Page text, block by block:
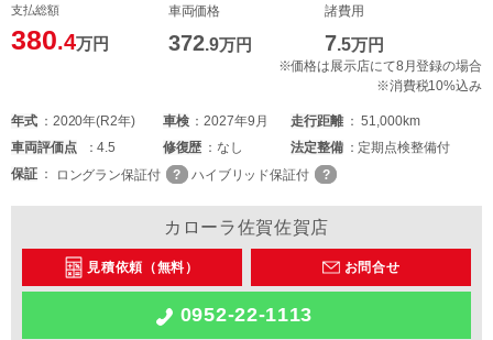
支払総額
380.4万円
車両価格
372.9万円
諸費用
7.5万円
※価格は展示店にて8月登録の場合
※消費税10%込み
年式 2020年(R2年) 車検 2027年9月 走行距離
51,000km
車両評価点 4.5 修復歴 なし 法定整備
定期点検整備付
保証
ロングラン保証付 ハイブリッド保証付
カローラ佐賀佐賀店
見積依頼（無料） お問合せ
0952-22-1113